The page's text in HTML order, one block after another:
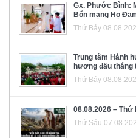
Gx. Phước Bình:
Bổn mạng Họ
Thứ Bảy
Trung tâm Hành
hương đầu tháng
Thứ Bảy
08.08.2026 – Thứ
Thứ Sáu